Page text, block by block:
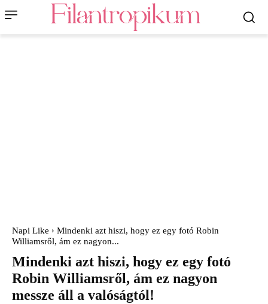
Napi Like
Mindenki azt hiszi, hogy ez egy fotó Robin
Williamsről, ám ez nagyon...
Mindenki azt hiszi, hogy ez egy fotó
Robin Williamsről, ám ez nagyon
messze áll a valóságtól!